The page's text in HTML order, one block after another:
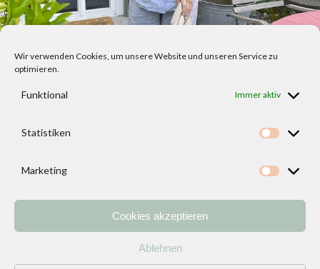
Wir verwenden Cookies, um unsere Website und unseren Service zu
optimieren.
Funktional Immer aktiv
Statistiken
Marketing
Cookies akzeptieren
Ablehnen
Kontakt